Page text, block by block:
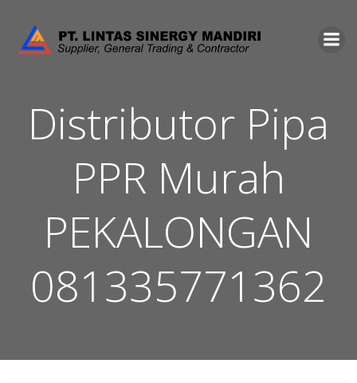
to
content
Distributor Pipa
PPR Murah
PEKALONGAN
081335771362